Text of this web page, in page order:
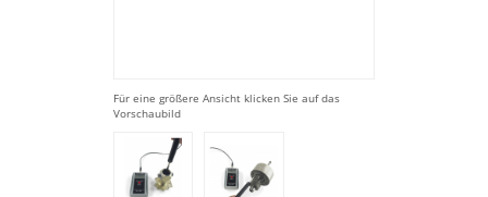
Für eine größere Ansicht klicken Sie auf das
Vorschaubild